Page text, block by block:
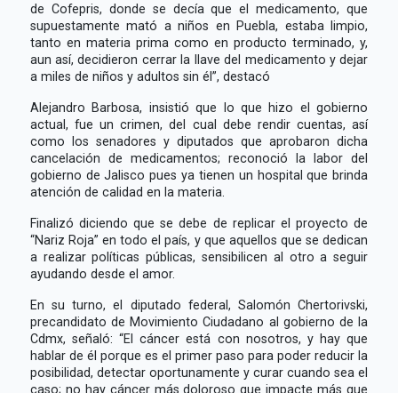
de Cofepris, donde se decía que el medicamento, que
supuestamente mató a niños en Puebla, estaba limpio,
tanto en materia prima como en producto terminado, y,
aun así, decidieron cerrar la llave del medicamento y dejar
a miles de niños y adultos sin él”, destacó
Alejandro Barbosa, insistió que lo que hizo el gobierno
actual, fue un crimen, del cual debe rendir cuentas, así
como los senadores y diputados que aprobaron dicha
cancelación de medicamentos; reconoció la labor del
gobierno de Jalisco pues ya tienen un hospital que brinda
atención de calidad en la materia.
Finalizó diciendo que se debe de replicar el proyecto de
“Nariz Roja” en todo el país, y que aquellos que se dedican
a realizar políticas públicas, sensibilicen al otro a seguir
ayudando desde el amor.
En su turno, el diputado federal, Salomón Chertorivski,
precandidato de Movimiento Ciudadano al gobierno de la
Cdmx, señaló: “El cáncer está con nosotros, y hay que
hablar de él porque es el primer paso para poder reducir la
posibilidad, detectar oportunamente y curar cuando sea el
caso; no hay cáncer más doloroso que impacte más que